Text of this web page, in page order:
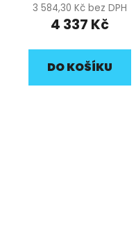
3 584,30 Kč bez DPH
4 337 Kč
DO KOŠÍKU